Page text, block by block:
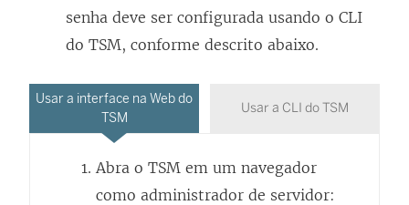
senha deve ser configurada usando o CLI
do TSM, conforme descrito abaixo.
Usar a interface na Web do
TSM
Usar a CLI do TSM
Abra o TSM em um navegador
como administrador de servidor: